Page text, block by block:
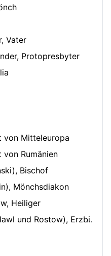
Vater
Protopresbyter
von Mitteleuropa
Rumänien
Bischof
Mönchsdiakon
Heiliger
und Rostow), Erzbischof